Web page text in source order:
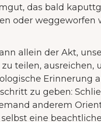
das bald
oder weggeworfen
allein der Akt,
teilen, ausreichen,
Erinnerung
zu geben:
anderem
eine